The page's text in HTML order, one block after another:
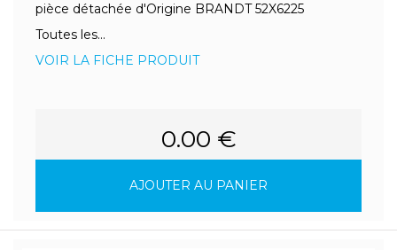
pièce détachée d'Origine BRANDT 52X6225
Toutes les...
VOIR LA FICHE PRODUIT
0.00 €
AJOUTER AU PANIER